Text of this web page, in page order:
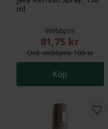
ml
Webbpris
Nytt reducerat
81,75 kr
Ord.webbpris109 kr
Köp